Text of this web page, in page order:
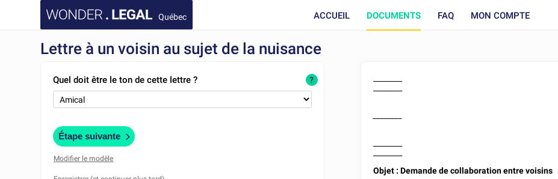
Québec ACCUEIL DOCUMENTS FAQ MON COMPTE
Lettre à un voisin au sujet de la nuisance
Quel doit être le ton de cette lettre ? ?
Étape suivante
Modifier le modèle
Objet : Demande de collaboration entre voisins